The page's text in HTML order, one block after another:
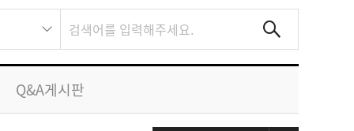
Q&A게시판